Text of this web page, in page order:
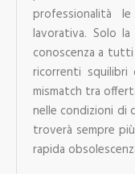
professionalità
lavorativa. Solo
conoscenza a
ricorrenti
mismatch tra
nelle condizioni di
troverà sempre
rapida